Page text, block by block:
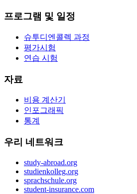
프로그램 및 일정
슈투디엔콜렉 과정
평가시험
연습 시험
자료
비용 계산기
인포그래픽
통계
우리 네트워크
study-abroad.org
studienkolleg.org
sprachschule.org
student-insurance.com